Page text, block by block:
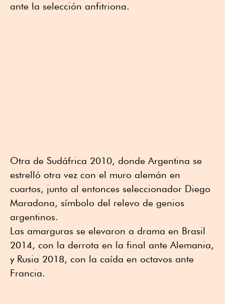
ante la selección anfitriona.
Otra de Sudáfrica 2010, donde Argentina se
estrelló otra vez con el muro alemán en
cuartos, junto al entonces seleccionador Diego
Maradona, símbolo del relevo de genios
argentinos.
Las amarguras se elevaron a drama en Brasil
2014, con la derrota en la final ante Alemania,
y Rusia 2018, con la caída en octavos ante
Francia.